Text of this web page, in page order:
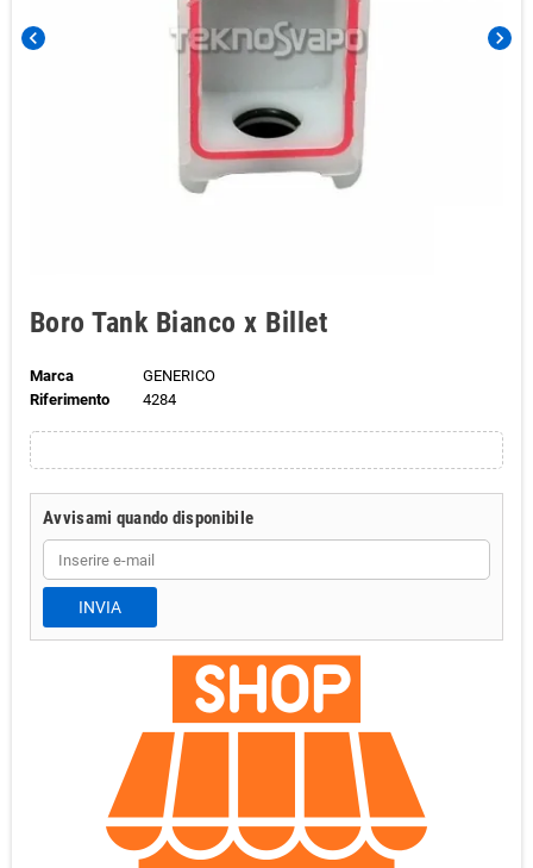
chevron_left chevron_right
Boro Tank Bianco x Billet
Marca
GENERICO
Riferimento
4284
Avvisami quando disponibile